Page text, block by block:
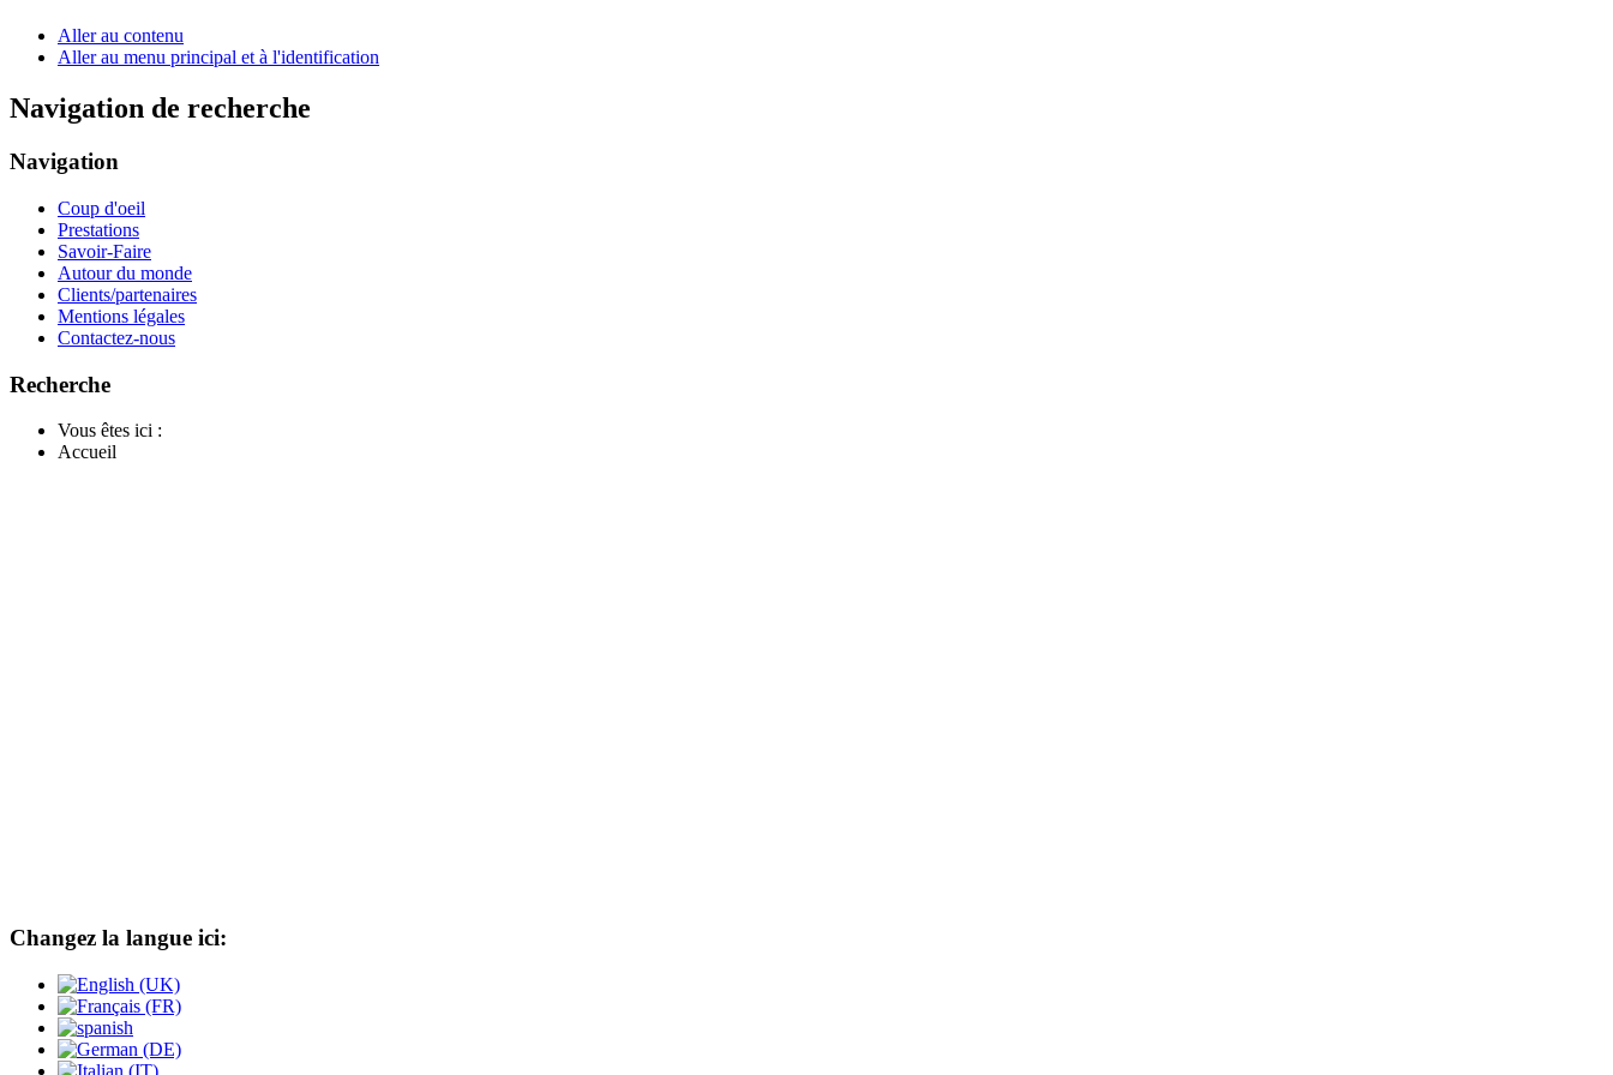
Aller au contenu
Aller au menu principal et à l'identification
Navigation de recherche
Navigation
Coup d'oeil
Prestations
Savoir-Faire
Autour du monde
Clients/partenaires
Mentions légales
Contactez-nous
Recherche
Vous êtes ici :
Accueil
Changez la langue ici: